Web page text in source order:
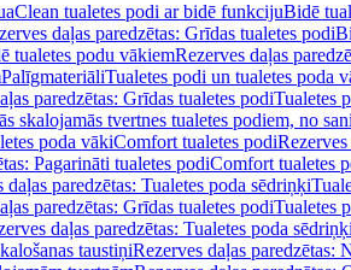
tualetes podi ar bidē funkcijuBidē
daļas paredzētas: Grīdas tualetes podi
tualetes podu vākiemRezerves daļas
PalīgmateriāliTualetes podi un tualetes poda
paredzētas: Grīdas tualetes podiTualetes
skalojamās tvertnes tualetes podiem, no
poda vākiComfort tualetes podi
Pagarināti tualetes podiComfort tualetes
daļas paredzētas: Tualetes poda sēdriņķi
paredzētas: Grīdas tualetes podiTualetes
daļas paredzētas: Tualetes poda sēdriņķi
taustiņiRezerves daļas paredzētas: